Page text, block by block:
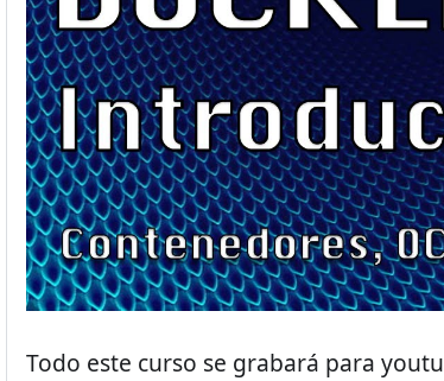
Todo este curso se grabará para